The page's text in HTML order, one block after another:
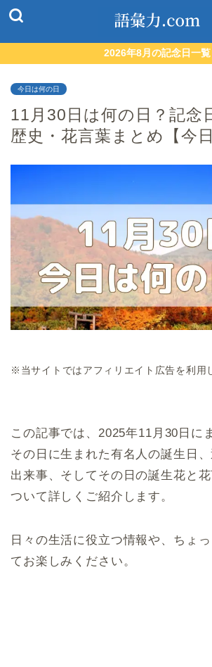
2026年8月の記念日一覧
今日は何の日
11月30日は何の日？記念
歴史・花言葉まとめ【今
※当サイトではアフィリエイト広告を利用
この記事では、2025年11月30日に
その日に生まれた有名人の誕生日
出来事、そしてその日の誕生花と
ついて詳しくご紹介します。
日々の生活に役立つ情報や、ちょ
てお楽しみください。